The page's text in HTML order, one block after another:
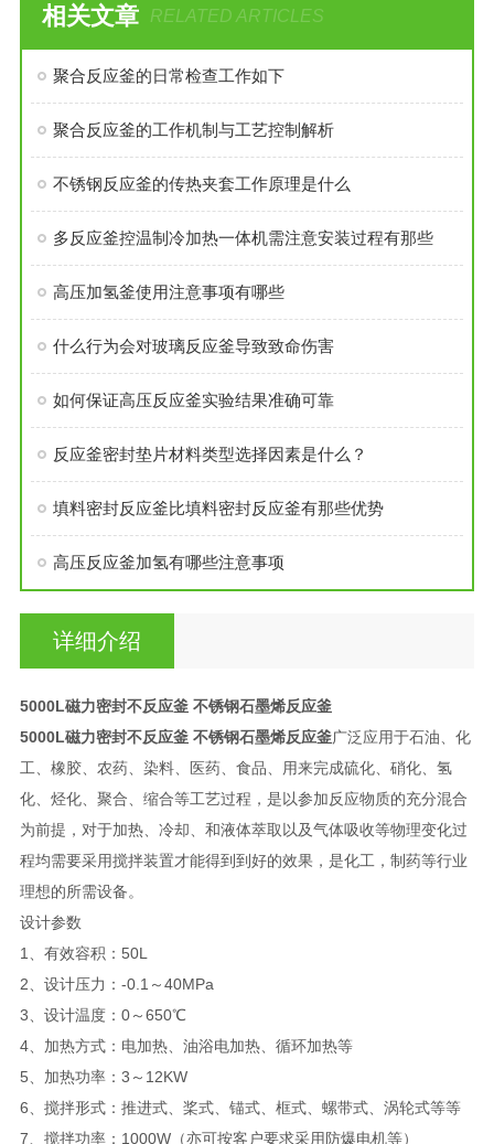
相关文章 RELATED ARTICLES
聚合反应釜的日常检查工作如下
聚合反应釜的工作机制与工艺控制解析
不锈钢反应釜的传热夹套工作原理是什么
多反应釜控温制冷加热一体机需注意安装过程有那些
高压加氢釜使用注意事项有哪些
什么行为会对玻璃反应釜导致致命伤害
如何保证高压反应釜实验结果准确可靠
反应釜密封垫片材料类型选择因素是什么？
填料密封反应釜比填料密封反应釜有那些优势
高压反应釜加氢有哪些注意事项
详细介绍
5000L磁力密封不反应釜 不锈钢石墨烯反应釜
5000L磁力密封不反应釜 不锈钢石墨烯反应釜广泛应用于石油、化
工、橡胶、农药、染料、医药、食品、用来完成硫化、硝化、氢
化、烃化、聚合、缩合等工艺过程，是以参加反应物质的充分混合
为前提，对于加热、冷却、和液体萃取以及气体吸收等物理变化过
程均需要采用搅拌装置才能得到到好的效果，是化工，制药等行业
理想的所需设备。
设计参数
1、有效容积：50L
2、设计压力：-0.1～40MPa
3、设计温度：0～650℃
4、加热方式：电加热、油浴电加热、循环加热等
5、加热功率：3～12KW
6、搅拌形式：推进式、桨式、锚式、框式、螺带式、涡轮式等等
7、搅拌功率：1000W（亦可按客户要求采用防爆电机等）